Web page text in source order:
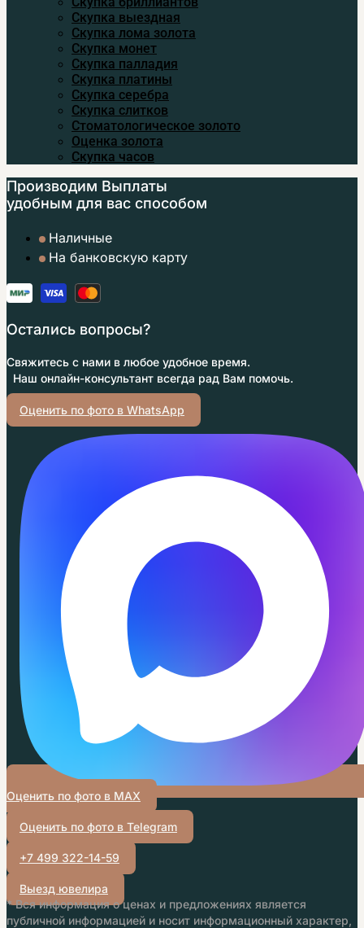
Скупка выездная
Скупка лома золота
Скупка монет
Скупка палладия
Скупка платины
Скупка серебра
Скупка слитков
Стоматологическое золото
Оценка золота
Скупка часов
Производим Выплаты
удобным для вас способом
Наличные
На банковскую карту
Остались вопросы?
Свяжитесь с нами в любое удобное время.
Наш онлайн-консультант всегда рад Вам помочь.
Оценить по фото в WhatsApp
Оценить по фото в MAX
Оценить по фото в Telegram
+7 499 322-14-59
Выезд ювелира
* Вся информация о ценах и предложениях является
публичной информацией и носит информационный характер,